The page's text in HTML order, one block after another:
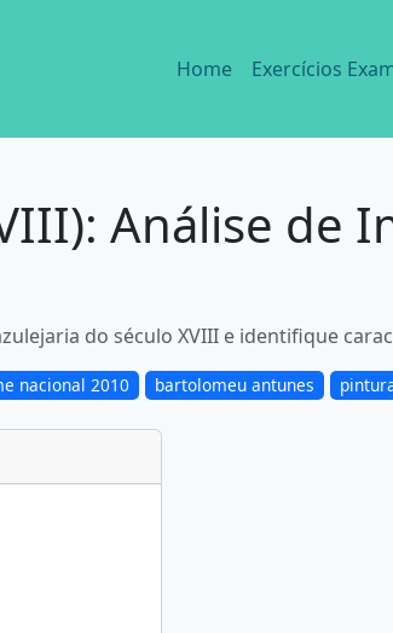
Home Exercícios
Análise de
do século XVIII e identifique
nacional 2010 bartolomeu antunes